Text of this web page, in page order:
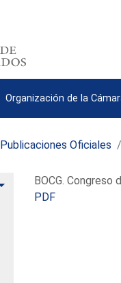
Organización de la
Publicaciones Oficiales
AlternarBOCG.
PDF